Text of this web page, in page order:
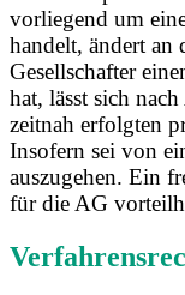
vorliegend um
handelt, ändert an
Gesellschafter
hat, lässt sich
zeitnah erfolgten
Insofern sei von
auszugehen. Ein
für die AG